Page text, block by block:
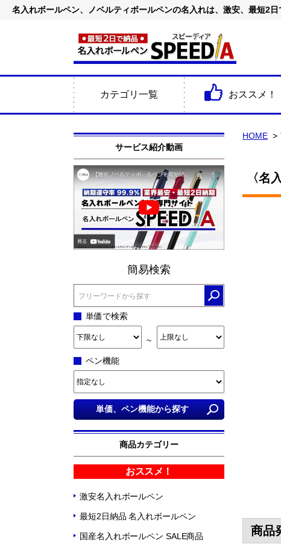
名入れボールペン、ノベルティボールペンの名入れは、激安、最短2
カテゴリ一覧 おススメ！
サービス紹介動画
簡易検索
単価で検索
~
ペン機能
商品カテゴリー
おススメ！
激安名入れボールペン
最短2日納品 名入れボールペン
国産名入れボールペン SALE商品
HOME
〈名
商品